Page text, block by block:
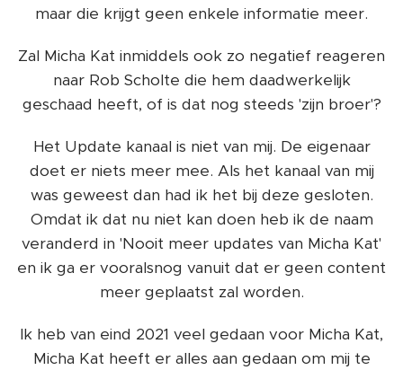
maar die krijgt geen enkele informatie meer.
Zal Micha Kat inmiddels ook zo negatief reageren
naar Rob Scholte die hem daadwerkelijk
geschaad heeft, of is dat nog steeds 'zijn broer'?
Het Update kanaal is niet van mij. De eigenaar
doet er niets meer mee. Als het kanaal van mij
was geweest dan had ik het bij deze gesloten.
Omdat ik dat nu niet kan doen heb ik de naam
veranderd in 'Nooit meer updates van Micha Kat'
en ik ga er vooralsnog vanuit dat er geen content
meer geplaatst zal worden.
Ik heb van eind 2021 veel gedaan voor Micha Kat,
Micha Kat heeft er alles aan gedaan om mij te